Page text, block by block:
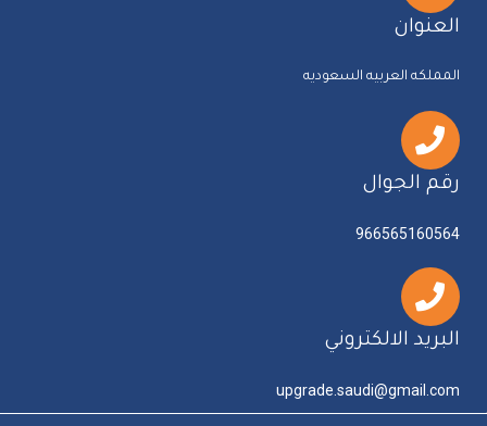
العنوان
المملكه العربيه السعوديه
رقم الجوال
966565160564
البريد الالكتروني
upgrade.saudi@gmail.com